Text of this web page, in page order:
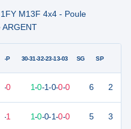
M13F 4x4 - Poule
G-P 30-31-32-23-13-03 SG SP
-0 1-0-1-0-0-0 6 2
-1 1-0-0-1-0-0 5 3